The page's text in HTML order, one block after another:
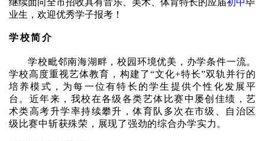
继续面向全市招收具有音乐、美术、体育特长的应届初中毕
业生，欢迎优秀学子报考！
学校简介
学校毗邻南海湖畔，校园环境优美，办学条件一流。
学校高度重视艺体教育，构建了“文化+特长”双轨并行的
培养模式，为每一位有特长的学生提供个性化发展平
台。近年来，我校在各级各类艺体比赛中屡创佳绩，艺
术类高考升学率持续攀升，体育队多次在市级、自治区
级比赛中斩获殊荣，展现了强劲的综合办学实力。